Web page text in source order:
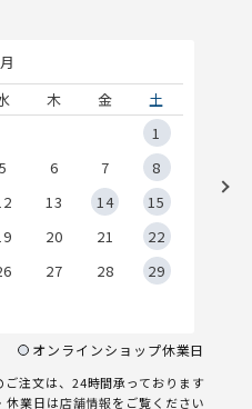
木 金
土
1
5 6 7
8
13 14
15
20 21
22
27 28
29
オンラインショップ休業日
注文は、24時間承っております
休業日は店舗情報をご覧ください